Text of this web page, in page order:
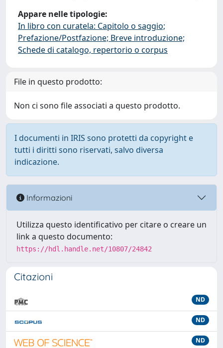
Appare nelle tipologie:
In libro con curatela: Capitolo o saggio;
Prefazione/Postfazione; Breve introduzione;
Schede di catalogo, repertorio o corpus
File in questo prodotto:
Non ci sono file associati a questo prodotto.
I documenti in IRIS sono protetti da copyright e
tutti i diritti sono riservati, salvo diversa
indicazione.
Informazioni
Utilizza questo identificativo per citare o creare un
link a questo documento:
https://hdl.handle.net/10807/24842
Citazioni
ND
ND
ND